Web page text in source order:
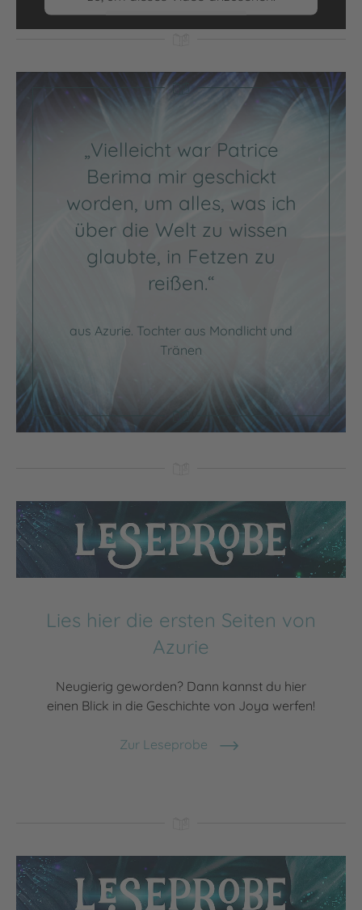
Mehr Informationen
powered by
Usercentrics Consent
„Vielleicht war Patrice
Berima mir geschickt
worden, um alles, was ich
über die Welt zu wissen
glaubte, in Fetzen zu
reißen.“
aus Azurie. Tochter aus Mondlicht und
Tränen
Lies hier die ersten Seiten von
Azurie
Neugierig geworden? Dann kannst du hier
einen Blick in die Geschichte von Joya werfen!
Zur Leseprobe